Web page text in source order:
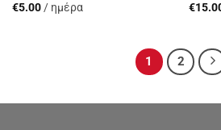
€5.00/ ημέρα
€
1 2